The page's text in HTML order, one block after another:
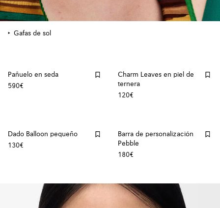
Gafas de sol
Pañuelo en seda
590€
Charm Leaves en piel de
ternera
120€
Dado Balloon pequeño
130€
Barra de personalización
Pebble
180€